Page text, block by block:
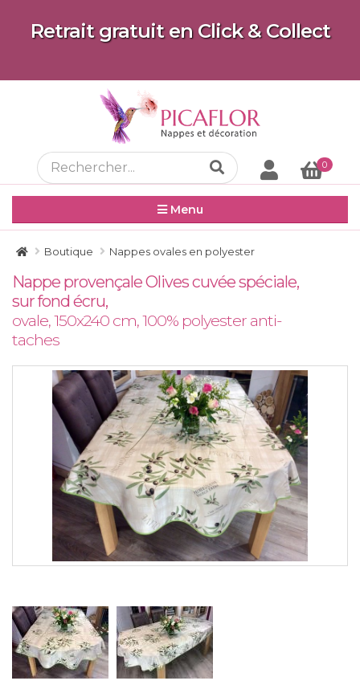
Retrait gratuit en Click & Collect
0
Menu
Boutique Nappes ovales en polyester
Nappe provençale Olives cuvée spéciale,
sur fond écru,
ovale, 150x240 cm, 100% polyester anti-
taches